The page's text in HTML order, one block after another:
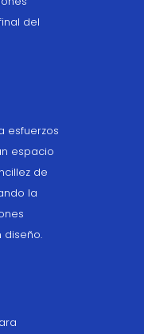
del
esfuerzos
espacio
de
la
diseño.